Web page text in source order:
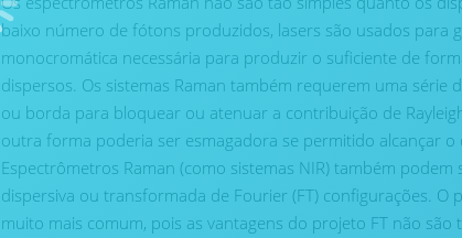
baixo número de fótons produzidos, lasers são usados ​​para
monocromática necessária para produzir o suficiente de
dispersos. Os sistemas Raman também requerem uma série
ou borda para bloquear ou atenuar a contribuição de
outra forma poderia ser esmagadora se permitido alcançar o
Espectrômetros Raman (como sistemas NIR) também
dispersiva ou transformada de Fourier (FT) configurações. O
muito mais comum, pois as vantagens do projeto FT não